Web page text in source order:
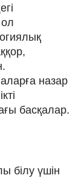
назар
басқалар.
білу үшін